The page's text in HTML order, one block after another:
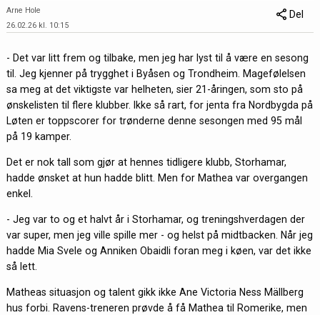
Arne Hole
26.02.26 kl. 10:15
Del
- Det var litt frem og tilbake, men jeg har lyst til å være en sesong
til. Jeg kjenner på trygghet i Byåsen og Trondheim. Magefølelsen
sa meg at det viktigste var helheten, sier 21-åringen, som sto på
ønskelisten til flere klubber. Ikke så rart, for jenta fra Nordbygda på
Løten er toppscorer for trønderne denne sesongen med 95 mål
på 19 kamper.
Det er nok tall som gjør at hennes tidligere klubb, Storhamar,
hadde ønsket at hun hadde blitt. Men for Mathea var overgangen
enkel.
- Jeg var to og et halvt år i Storhamar, og treningshverdagen der
var super, men jeg ville spille mer - og helst på midtbacken. Når jeg
hadde Mia Svele og Anniken Obaidli foran meg i køen, var det ikke
så lett.
Matheas situasjon og talent gikk ikke Ane Victoria Ness Mällberg
hus forbi. Ravens-treneren prøvde å få Mathea til Romerike, men